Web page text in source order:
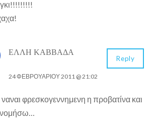
ΈΛΛΗ ΚΑΒΒΑΔΆ
24 ΦΕΒΡΟΥΑΡΊΟΥ 2011 @ 21:02
ναναι φρεσκογεννημενη η προβατίνα και
Reply